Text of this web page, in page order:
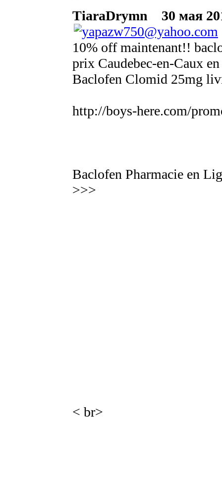
TiaraDrymn
30 мая
10% off maintenant!!
prix Caudebec-en-Caux
Baclofen Clomid 25mg
http://boys-here.com/
Baclofen Pharmacie en
>>>
< br>